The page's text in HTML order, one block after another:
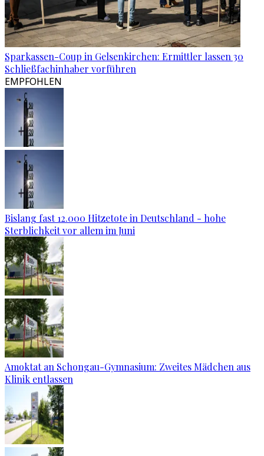
Sparkassen-Coup in Gelsenkirchen: Ermittler lassen 30
Schließfachinhaber vorführen
EMPFOHLEN
Bislang fast 12.000 Hitzetote in Deutschland - hohe
Sterblichkeit vor allem im Juni
Amoktat an Schongau-Gymnasium: Zweites Mädchen aus
Klinik entlassen